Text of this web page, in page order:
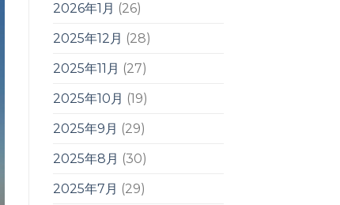
2026年1月 (26)
2025年12月 (28)
2025年11月 (27)
2025年10月 (19)
2025年9月 (29)
2025年8月 (30)
2025年7月 (29)